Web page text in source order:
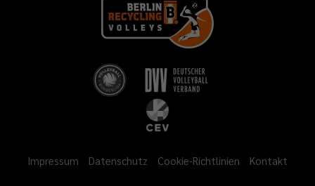
Impressum Datenschutz Cookie-Richtlinien Kontakt